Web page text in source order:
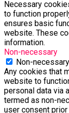
Necessary
to function
ensures basic
website. These
information.
Non-necessary
Non-necessary
Any cookies that
website to
personal data via
termed as non-
user consent